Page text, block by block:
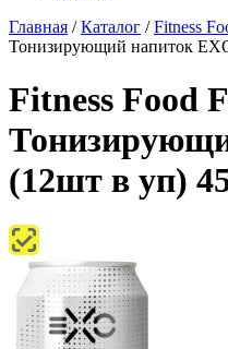
Главная /Каталог /Fitness
Тонизирующий напиток
Fitness Food
(12шт в уп)